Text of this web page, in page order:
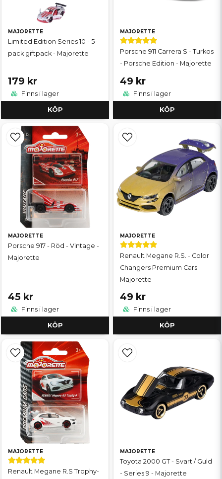
MAJORETTE
Limited Edition Series 10 - 5-
pack giftpack - Majorette
179 kr
Finns i lager
KÖP
MAJORETTE
Porsche 911 Carrera S - Turkos
- Porsche Edition - Majorette
49 kr
Finns i lager
KÖP
MAJORETTE
Porsche 917 - Röd - Vintage -
Majorette
45 kr
Finns i lager
KÖP
MAJORETTE
Renault Megane R.S. - Color
Changers Premium Cars
Majorette
49 kr
Finns i lager
KÖP
MAJORETTE
Renault Megane R.S Trophy-
MAJORETTE
Toyota 2000 GT - Svart / Guld
- Series 9 - Majorette